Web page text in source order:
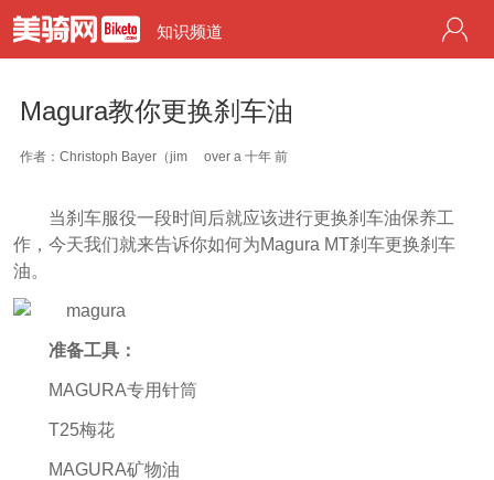
知识频道
Magura教你更换刹车油
作者：Christoph Bayer（jim over a 十年 前
当刹车服役一段时间后就应该进行更换刹车油保养工
作，今天我们就来告诉你如何为Magura MT刹车更换刹车
油。
准备工具：
MAGURA专用针筒
T25梅花
MAGURA矿物油